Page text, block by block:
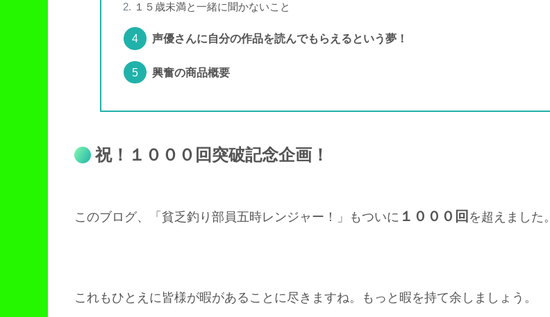
１５歳未満と一緒に聞かないこと
声優さんに自分の作品を読んでもらえるという夢！
興奮の商品概要
祝！１０００回突破記念企画！
このブログ、「貧乏釣り部員五時レンジャー！」もついに １０００回 を超えました。
これもひとえに皆様が暇があることに尽きますね。もっと暇を持て余しましょう。